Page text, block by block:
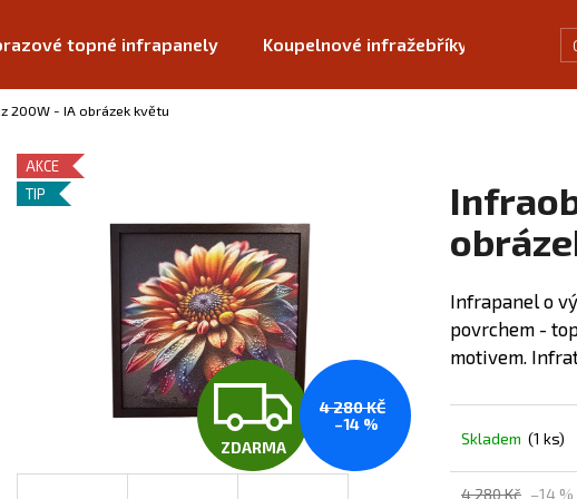
topné infrapanely Koupelnové infražebříky
200W - IA obrázek květu
Infrapanel o
povrchem -
motivem.
Skladem (1 ks)
4 280 Kč –14 %
AKCE
TIP
Z
ZDARMA
4 280 KČ
–14 %
Co potřebujete najít?
Doporučujeme